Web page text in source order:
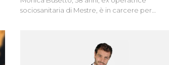
sociosanitaria di Mestre, è in carcere per
Monica si proclama innocente. Nel 2015
un’altra donna confessa lo stesso delitto, poi